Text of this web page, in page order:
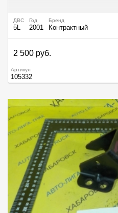
ДВС
5L
Год
2001
Бренд
Контрактный
2 500 руб.
Артикул
105332